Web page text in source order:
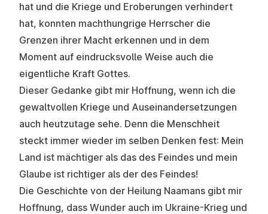
hat und die Kriege und Eroberungen verhindert
hat, konnten machthungrige Herrscher die
Grenzen ihrer Macht erkennen und in dem
Moment auf eindrucksvolle Weise auch die
eigentliche Kraft Gottes.
Dieser Gedanke gibt mir Hoffnung, wenn ich die
gewaltvollen Kriege und Auseinandersetzungen
auch heutzutage sehe. Denn die Menschheit
steckt immer wieder im selben Denken fest: Mein
Land ist mächtiger als das des Feindes und mein
Glaube ist richtiger als der des Feindes!
Die Geschichte von der Heilung Naamans gibt mir
Hoffnung, dass Wunder auch im Ukraine-Krieg und